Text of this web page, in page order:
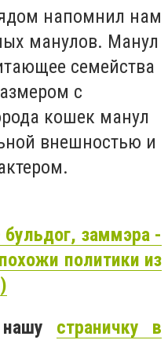
напомнил нам
манулов. Манул
семейства
с
кошек манул
внешностью и
заммэра -
политики из
страничку в